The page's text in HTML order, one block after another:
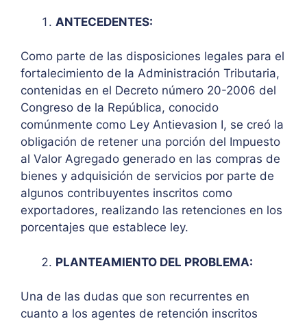
ANTECEDENTES:
Como parte de las disposiciones legales para el
fortalecimiento de la Administración Tributaria,
contenidas en el Decreto número 20-2006 del
Congreso de la República, conocido
comúnmente como Ley Antievasion I, se creó la
obligación de retener una porción del Impuesto
al Valor Agregado generado en las compras de
bienes y adquisición de servicios por parte de
algunos contribuyentes inscritos como
exportadores, realizando las retenciones en los
porcentajes que establece ley.
PLANTEAMIENTO DEL PROBLEMA:
Una de las dudas que son recurrentes en
cuanto a los agentes de retención inscritos